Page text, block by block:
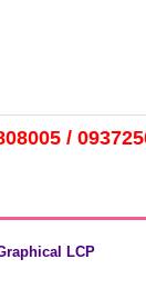
/
LCP